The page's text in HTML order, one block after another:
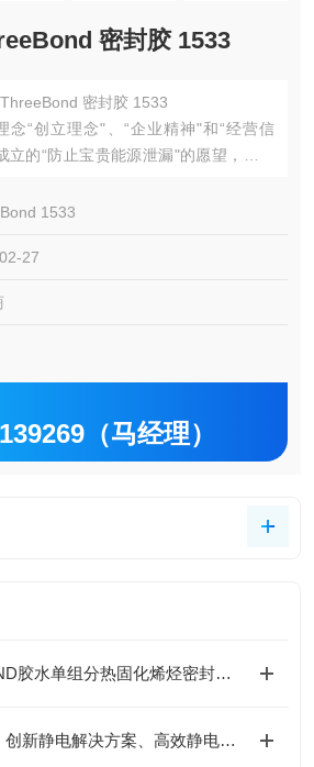
密封胶 1533
密封胶 1533
念“创立理念"、“企业精神"和“经营信
立的“防止宝贵能源泄漏"的愿望，造就
理念和“经营原则"，在任何时代，所有
1533
27
（马经理）
日本三键THREEBOND胶水单组分热固化烯烃密封胶接
DIT离子风棒全系列：创新静电解决方案、高效静电消除新选择